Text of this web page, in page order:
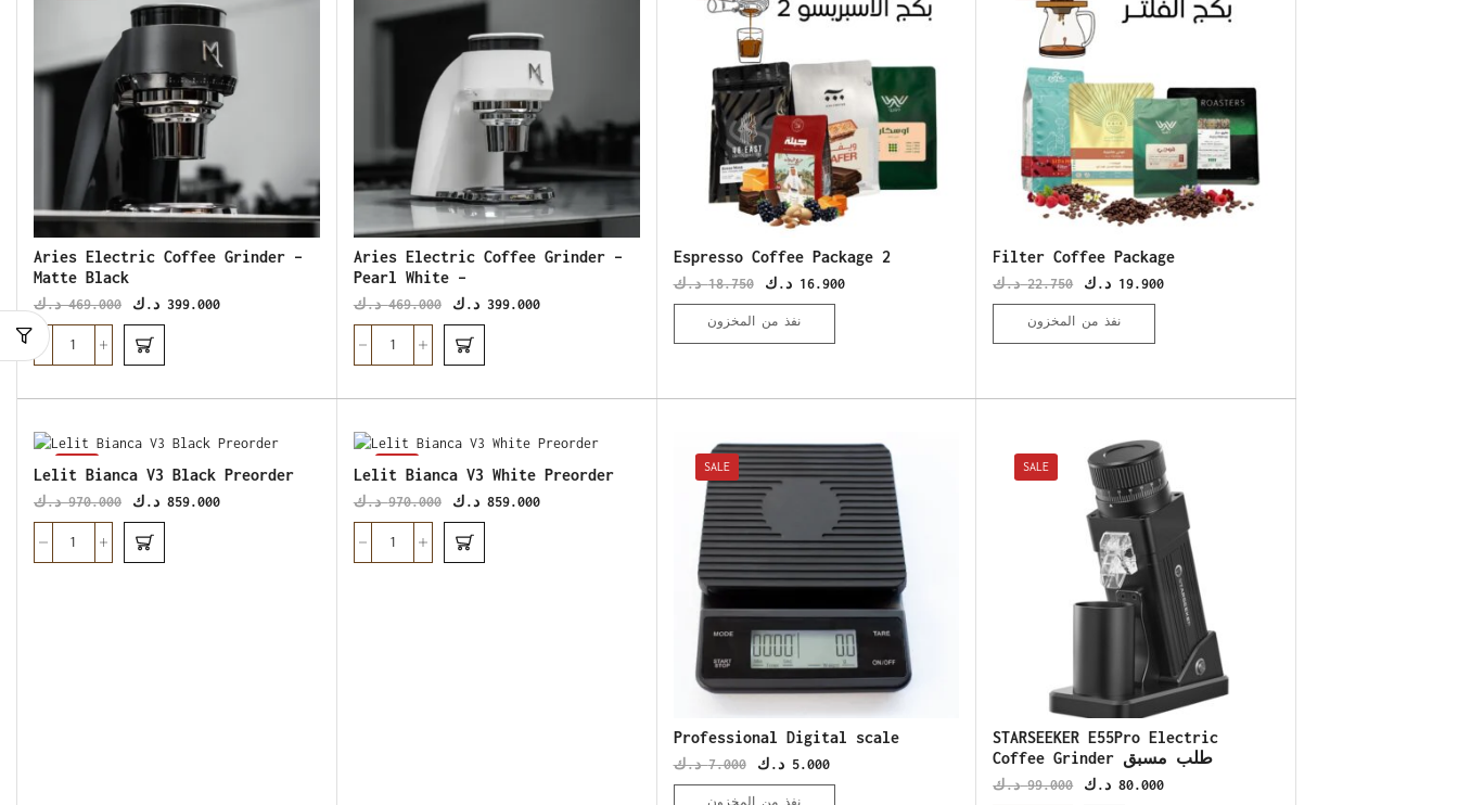
Aries Electric Coffee Grinder –
Matte Black
469.000 د.ك 399.000 د.ك
Aries Electric Coffee Grinder –
Pearl White –
469.000 د.ك 399.000 د.ك
Espresso Coffee Package 2
18.750 د.ك 16.900 د.ك
نفذ من المخزون
Filter Coffee Package
22.750 د.ك 19.900 د.ك
نفذ من المخزون
SALE
Lelit Bianca V3 Black Preorder
970.000 د.ك 859.000 د.ك
SALE
Lelit Bianca V3 White Preorder
970.000 د.ك 859.000 د.ك
SALE
Professional Digital scale
7.000 د.ك 5.000 د.ك
نفذ من المخزون
SALE
STARSEEKER E55Pro Electric
Coffee Grinder طلب مسبق
99.000 د.ك 80.000 د.ك